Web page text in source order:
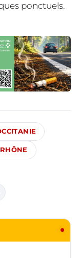
ponctuels.